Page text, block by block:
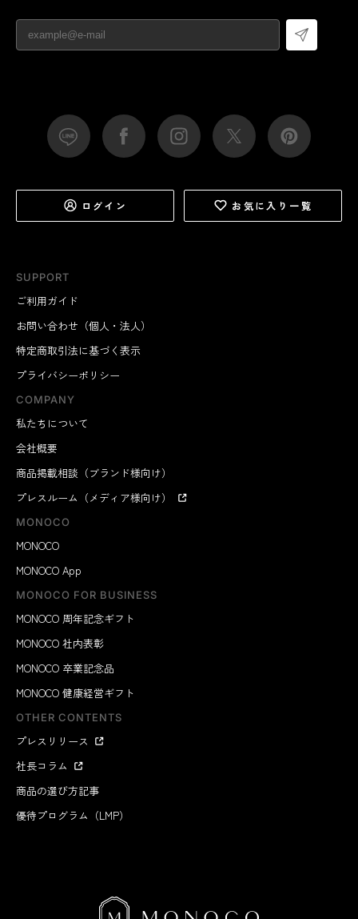
SUPPORT
ご利用ガイド
お問い合わせ（個人・法人）
特定商取引法に基づく表示
プライバシーポリシー
COMPANY
私たちについて
会社概要
商品掲載相談（ブランド様向け）
プレスルーム（メディア様向け）
MONOCO
MONOCO
MONOCO App
MONOCO FOR BUSINESS
MONOCO 周年記念ギフト
MONOCO 社内表彰
MONOCO 卒業記念品
MONOCO 健康経営ギフト
OTHER CONTENTS
プレスリリース
社長コラム
商品の選び方記事
優待プログラム（LMP）
ログイン お気に入り一覧